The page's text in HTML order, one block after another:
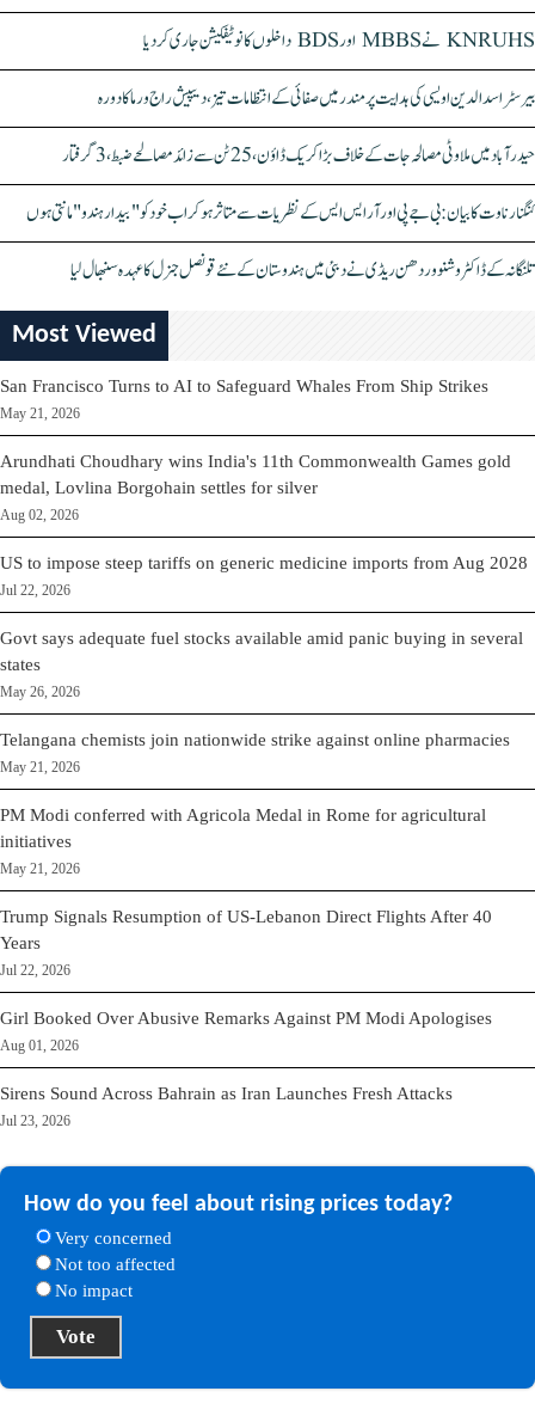
KNRUHS نے MBBS اور BDS داخلوں کا نوٹیفکیشن جاری کر دیا
بیرسٹر اسدالدین اویسی کی ہدایت پر مندر میں صفائی کے انتظامات تیز، دیپیش راج ورما کا دورہ
حیدرآباد میں ملاوٹی مصالحہ جات کے خلاف بڑا کریک ڈاؤن، 25 ٹن سے زائد مصالحے ضبط، 3 گرفتار
کنگنا رناوت کا بیان: بی جے پی اور آر ایس ایس کے نظریات سے متاثر ہو کر اب خود کو "بیدار ہندو" مانتی ہوں
تلنگانہ کے ڈاکٹر وشنو وردھن ریڈی نے دبئی میں ہندوستان کے نئے قونصل جنرل کا عہدہ سنبھال لیا
Most Viewed
San Francisco Turns to AI to Safeguard Whales From Ship Strikes
May 21, 2026
Arundhati Choudhary wins India's 11th Commonwealth Games gold
medal, Lovlina Borgohain settles for silver
Aug 02, 2026
US to impose steep tariffs on generic medicine imports from Aug 2028
Jul 22, 2026
Govt says adequate fuel stocks available amid panic buying in several
states
May 26, 2026
Telangana chemists join nationwide strike against online pharmacies
May 21, 2026
PM Modi conferred with Agricola Medal in Rome for agricultural
initiatives
May 21, 2026
Trump Signals Resumption of US-Lebanon Direct Flights After 40
Years
Jul 22, 2026
Girl Booked Over Abusive Remarks Against PM Modi Apologises
Aug 01, 2026
Sirens Sound Across Bahrain as Iran Launches Fresh Attacks
Jul 23, 2026
How do you feel about rising prices today?
Very concerned
Not too affected
No impact